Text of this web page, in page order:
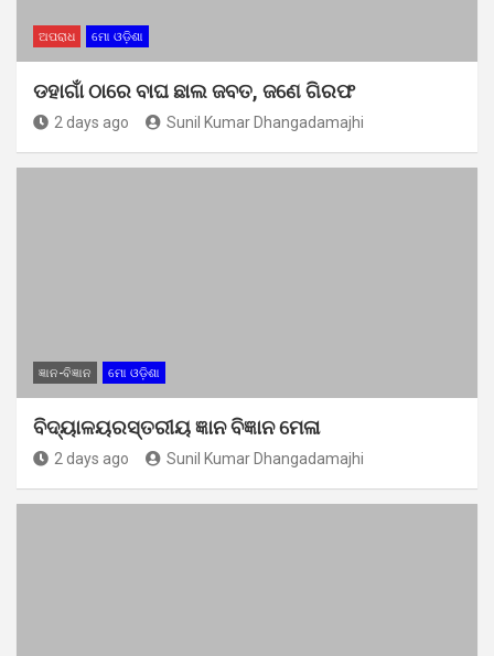
ଅପରାଧ ମୋ ଓଡ଼ିଶା
ଡହାଗାଁ ଠାରେ ବାଘ ଛାଲ ଜବତ, ଜଣେ ଗିରଫ
2 days ago Sunil Kumar Dhangadamajhi
ଜ୍ଞାନ-ବିଜ୍ଞାନ ମୋ ଓଡ଼ିଶା
ବିଦ୍ୟାଳୟରସ୍ତରୀୟ ଜ୍ଞାନ ବିଜ୍ଞାନ ମେଳା
2 days ago Sunil Kumar Dhangadamajhi